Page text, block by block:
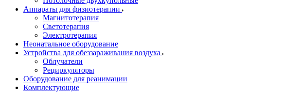
Аппараты для физиотерапии
Магнитотерапия
Светотерапия
Электротерапия
Неонатальное оборудование
Устройства для обеззараживания воздуха
Облучатели
Рециркуляторы
Оборудование для реанимации
Комплектующие